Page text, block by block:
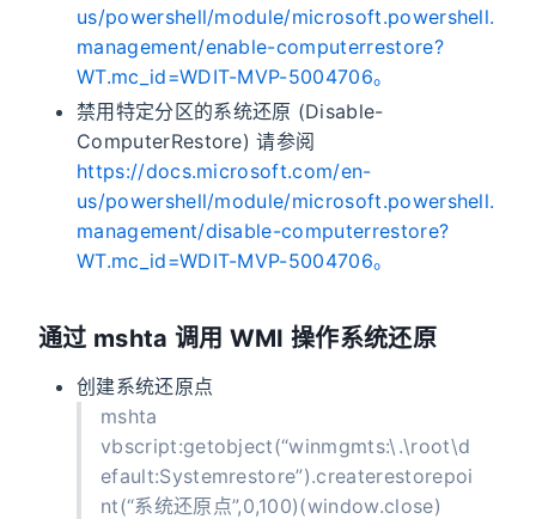
us/powershell/module/microsoft.powershell.
management/enable-computerrestore?
WT.mc_id=WDIT-MVP-5004706。
禁用特定分区的系统还原 (Disable-
ComputerRestore) 请参阅
https://docs.microsoft.com/en-
us/powershell/module/microsoft.powershell.
management/disable-computerrestore?
WT.mc_id=WDIT-MVP-5004706。
通过 mshta 调用 WMI 操作系统还原
创建系统还原点
mshta
vbscript:getobject(“winmgmts:\.\root\d
efault:Systemrestore”).createrestorepoi
nt(“系统还原点”,0,100)(window.close)